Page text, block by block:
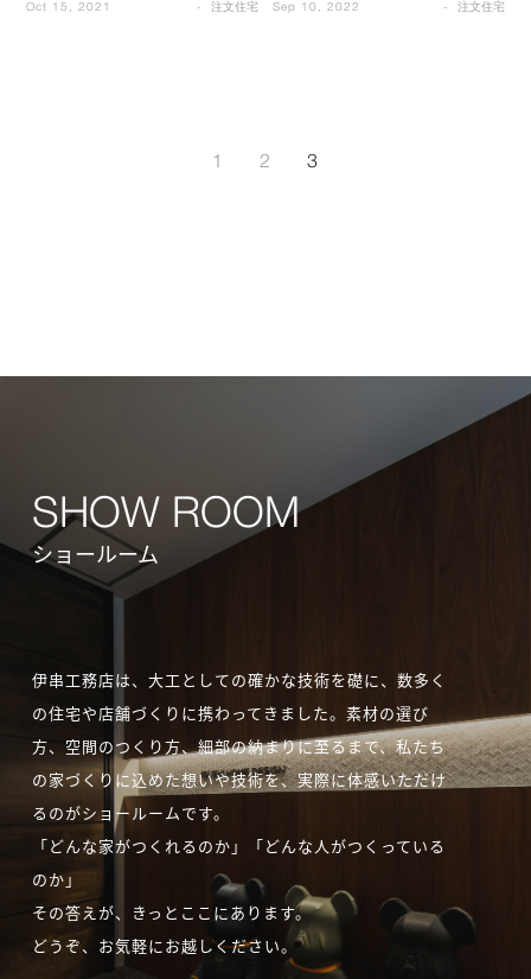
Oct 15, 2021 注文住宅 Sep 10, 2022 注文住宅
1 2 3
ショールーム
伊串工務店は、大工としての確かな技術を礎に、数多く
の住宅や店舗づくりに携わってきました。素材の選び
方、空間のつくり方、細部の納まりに至るまで、私たち
の家づくりに込めた想いや技術を、実際に体感いただけ
るのがショールームです。
「どんな家がつくれるのか」「どんな人がつくっている
のか」
その答えが、きっとここにあります。
どうぞ、お気軽にお越しください。